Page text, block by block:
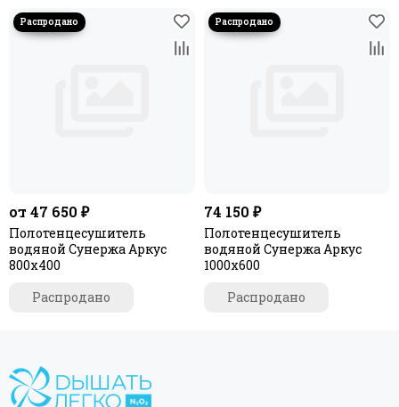
от 47 650 ₽
Полотенцесушитель
водяной Сунержа Аркус
800х400
Распродано
74 150 ₽
Полотенцесушитель
водяной Сунержа Аркус
1000х600
Распродано